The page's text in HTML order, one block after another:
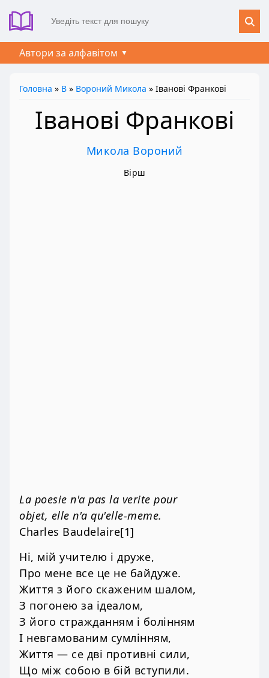
Автори за алфавітом
Головна » В » Вороний Микола » Іванові Франкові
Іванові Франкові
Микола Вороний
Вірш
La poesie n'a pas la verite pour
objet, elle n'a qu'elle-meme.
Charles Baudelaire[1]
Hi, мій учителю і друже,
Про мене все це не байдуже.
Життя з його скаженим шалом,
З погонею за ідеалом,
З його стражданням і болінням
І невгамованим сумлінням,
Життя — се дві противні сили,
Що між собою в бій вступили.